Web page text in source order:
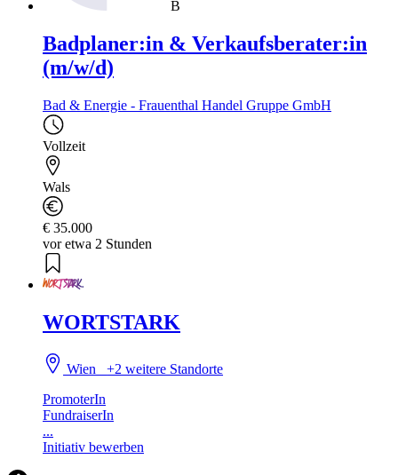
B
Badplaner:in & Verkaufsberater:in
(m/w/d)
Bad & Energie - Frauenthal Handel Gruppe GmbH
Vollzeit
Wals
€ 35.000
vor etwa 2 Stunden
WORTSTARK
Wien+2 weitere Standorte
PromoterIn
FundraiserIn
...
Initiativ bewerben